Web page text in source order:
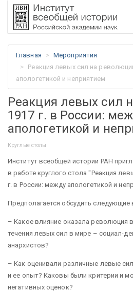
Главная
Мероприятия
Реакция левых сил на
апологетикой и неприятием
Реакция левых сил
1917 г. в России:
апологетикой и
Круглые столы
Институт всеобщей истории РАН
в работе круглого стола "Реакция
г. в России: между апологетикой и
Предполагается обсудить
– Какое влияние оказала революция
течения левых сил в мире – социал-
анархистов?
– Как оценивали различные левые
и ее опыт? Каковы были критерии и
негативных оценок?